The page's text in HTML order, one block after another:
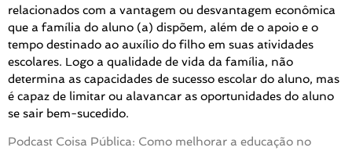
relacionados com a vantagem ou desvantagem econômica
que a família do aluno (a) dispõem, além de o apoio e o
tempo destinado ao auxílio do filho em suas atividades
escolares. Logo a qualidade de vida da família, não
determina as capacidades de sucesso escolar do aluno, mas
é capaz de limitar ou alavancar as oportunidades do aluno
se sair bem-sucedido.
Podcast Coisa Pública: Como melhorar a educação no